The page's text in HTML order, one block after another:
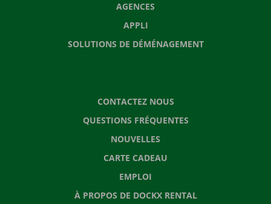
AGENCES
APPLI
SOLUTIONS DE DÉMÉNAGEMENT
CONTACTEZ NOUS
QUESTIONS FRÉQUENTES
NOUVELLES
CARTE CADEAU
EMPLOI
À PROPOS DE DOCKX RENTAL